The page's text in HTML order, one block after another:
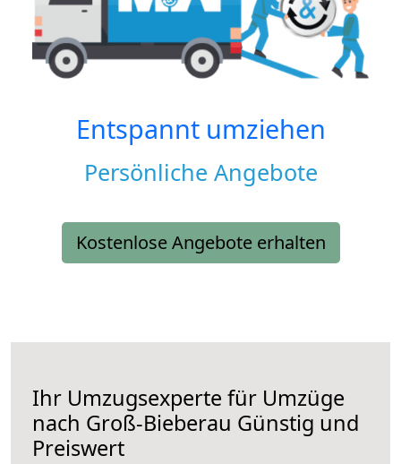
Entspannt umziehen
Persönliche Angebote
Kostenlose Angebote erhalten
Ihr Umzugsexperte für Umzüge
nach Groß-Bieberau Günstig und
Preiswert